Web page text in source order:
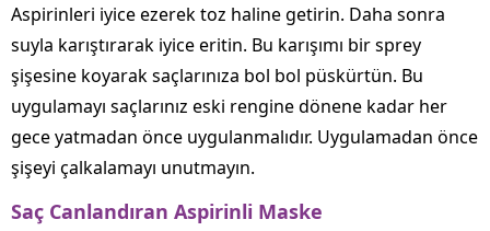
Aspirinleri iyice ezerek toz haline getirin. Daha sonra
suyla karıştırarak iyice eritin. Bu karışımı bir sprey
şişesine koyarak saçlarınıza bol bol püskürtün. Bu
uygulamayı saçlarınız eski rengine dönene kadar her
gece yatmadan önce uygulanmalıdır. Uygulamadan önce
şişeyi çalkalamayı unutmayın.
Saç Canlandıran Aspirinli Maske